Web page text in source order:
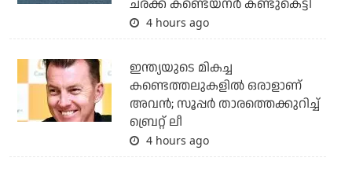
ചരക്ക് കണ്ടെയ്‌നര്‍ കണ്ടുകെട്ടി
4 hours ago
ഇന്ത്യയുടെ മികച്ച
കണ്ടെത്തലുകളില്‍ ഒരാളാണ്
അവന്‍; സൂപ്പര്‍ താരത്തെക്കുറിച്ച്
ബ്രെറ്റ് ലീ
4 hours ago